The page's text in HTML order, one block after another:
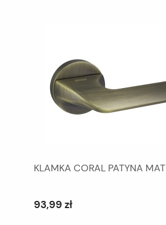
KLAMKA CORAL PATYNA MAT
93,99 zł